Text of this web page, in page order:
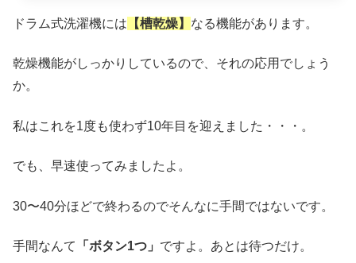
ドラム式洗濯機には 【槽乾燥】 なる機能があります。
乾燥機能がしっかりしているので、それの応用でしょう
か。
私はこれを1度も使わず10年目を迎えました・・・。
でも、早速使ってみましたよ。
30〜40分ほどで終わるのでそんなに手間ではないです。
手間なんて 「ボタン1つ」 ですよ。あとは待つだけ。